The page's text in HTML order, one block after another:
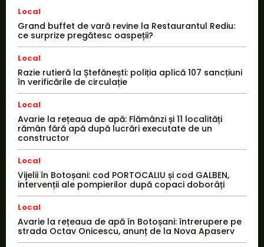
Local
Grand buffet de vară revine la Restaurantul Rediu:
ce surprize pregătesc oaspeții?
Local
Razie rutieră la Ștefănești: poliția aplică 107 sancțiuni
în verificările de circulație
Local
Avarie la rețeaua de apă: Flămânzi și 11 localități
rămân fără apă după lucrări executate de un
constructor
Local
Vijelii în Botoșani: cod PORTOCALIU și cod GALBEN,
intervenții ale pompierilor după copaci doborâți
Local
Avarie la rețeaua de apă în Botoșani: întrerupere pe
strada Octav Onicescu, anunț de la Nova Apaserv